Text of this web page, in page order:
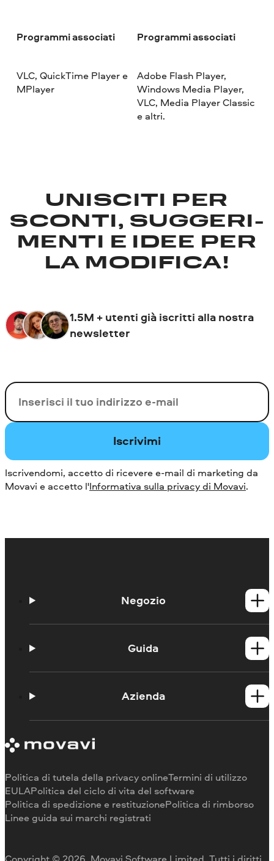
Programmi associati
VLC, QuickTime Player e
MPlayer
Programmi associati
Adobe Flash Player,
Windows Media Player,
VLC, Media Player Classic
e altri.
UNISCITI PER
SCONTI, SUGGERI­
MENTI E IDEE PER
LA MODIFICA!
1.5M + utenti già iscritti alla nostra
newsletter
La tua e-mail
Iscrivimi
Iscrivendomi, accetto di ricevere e-mail di marketing da
Movavi e accetto l'Informativa sulla privacy di Movavi.
Negozio
Prodotti per Mac
Guida
Portale didattico
Limitazioni della versione di prova
Rimborso
Azienda
Testimonianze
Perché scegliere noi
Per il lavoro
Politica di tutela della privacy onlineTermini di utilizzo
EULAPolitica del ciclo di vita del software
Politica di spedizione e restituzionePolitica di rimborso
Linee guida sui marchi registrati